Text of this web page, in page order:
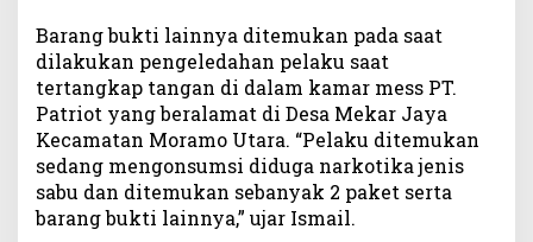
T
e
r
d
u
g
P
e
Barang bukti lainnya ditemukan pada saat
dilakukan pengeledahan pelaku saat
tertangkap tangan di dalam kamar mess PT.
Patriot yang beralamat di Desa Mekar Jaya
Kecamatan Moramo Utara. “Pelaku ditemukan
sedang mengonsumsi diduga narkotika jenis
sabu dan ditemukan sebanyak 2 paket serta
barang bukti lainnya,” ujar Ismail.